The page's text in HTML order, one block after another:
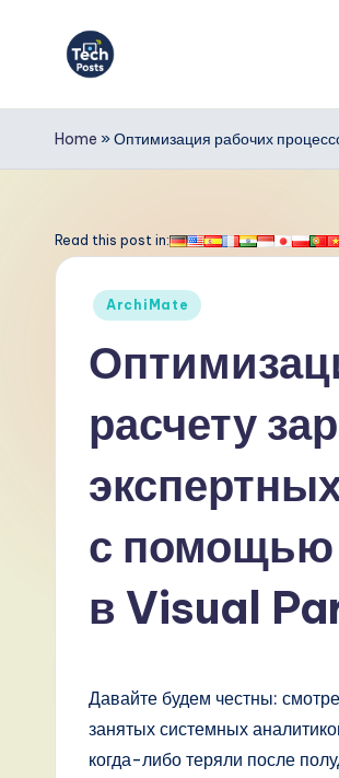
Перейти
T
e
h
Home » Оптимизация рабочих
Read this post in:
Опубликовано
ArchiMate
расчету
с
в Visual
Давайте будем честны:
занятых системных
когда-либо теряли после